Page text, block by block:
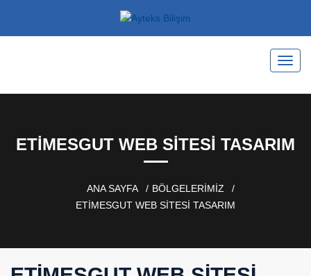
ETIMESGUT WEB SITESI TASARIM
ANA SAYFA
BÖLGELERİMİZ
ETIMESGUT WEB SITESI TASARIM